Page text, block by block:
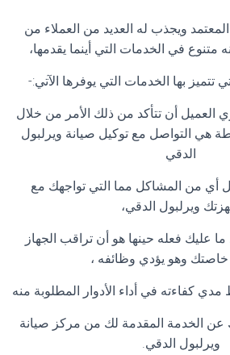
ويجذب له العديد من العملاء من
متنوع في الخدمات التي أينما يقدمها،
بها الخدمات التي يوفرها الآتي:-
العميل أن تتأكد من ذلك الأمر من خلال
هي التواصل مع توكيل صيانة ويرلبول
الدقي
من المشاكل مما التي تواجهك مع
ويرلبول الدقي،
عليك فعله حينها هو أن تراقب الجهاز
خاصتك وهو يؤدي وظائفه ،
كفاءته في أداء الأدوار المطلوبة منه
الخدمة المقدمة لك من مركز صيانة
ويرلبول الدقي.